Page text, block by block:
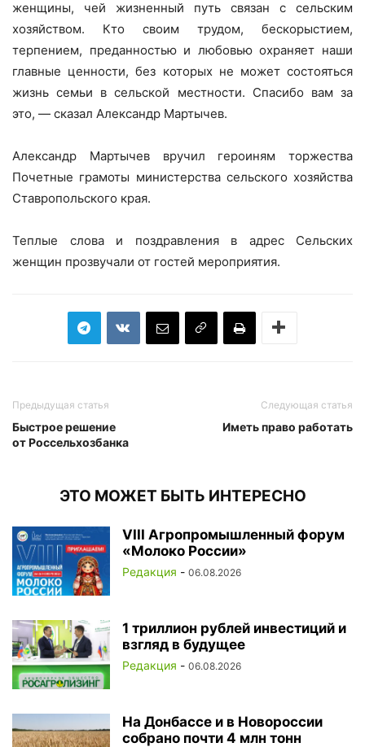
женщины, чей жизненный путь связан с сельским
хозяйством. Кто своим трудом, бескорыстием,
терпением, преданностью и любовью охраняет наши
главные ценности, без которых не может состояться
жизнь семьи в сельской местности. Спасибо вам за
это, — сказал Александр Мартычев.
Александр Мартычев вручил героиням торжества
Почетные грамоты министерства сельского хозяйства
Ставропольского края.
Теплые слова и поздравления в адрес Сельских
женщин прозвучали от гостей мероприятия.
Предыдущая статья
Быстрое решение
от Россельхозбанка
Следующая статья
Иметь право работать
ЭТО МОЖЕТ БЫТЬ ИНТЕРЕСНО
VIII Агропромышленный форум
«Молоко России»
Редакция - 06.08.2026
1 триллион рублей инвестиций и
взгляд в будущее
Редакция - 06.08.2026
На Донбассе и в Новороссии
собрано почти 4 млн тонн